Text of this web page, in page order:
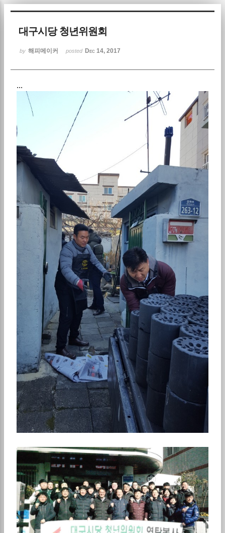
대구시당 청년위원회
by 해피메이커 posted Dec 14, 2017
...
Sketchbook5, 스케치북5
Sketchbook5, 스케치북5